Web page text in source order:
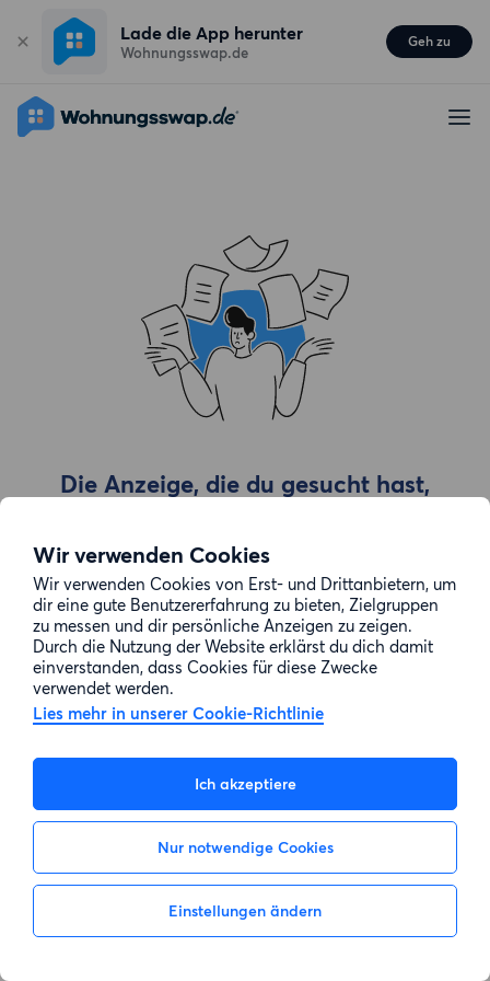
Wir verwenden Cookies
Wir verwenden Cookies von Erst- und Drittanbietern, um
dir eine gute Benutzererfahrung zu bieten, Zielgruppen
zu messen und dir persönliche Anzeigen zu zeigen.
Durch die Nutzung der Website erklärst du dich damit
einverstanden, dass Cookies für diese Zwecke
verwendet werden.
Lies mehr in unserer Cookie-Richtlinie
Ich akzeptiere
Nur notwendige Cookies
Einstellungen ändern
Lade die App herunter
Wohnungsswap.de
Geh zu
Die Anzeige, die du gesucht hast,
Zur Suche gehen